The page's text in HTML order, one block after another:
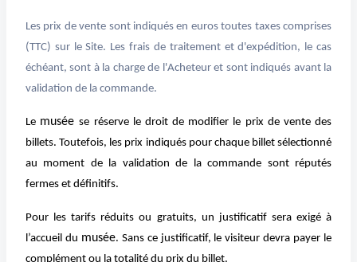
Les prix de vente sont indiqués en euros toutes taxes comprises
(TTC) sur le Site. Les frais de traitement et d'expédition, le cas
échéant, sont à la charge de l'Acheteur et sont indiqués avant la
validation de la commande.
Le muséese réserve le droit de modifier le prix de vente des
billets. Toutefois, les prix indiqués pour chaque billet sélectionné
au moment de la validation de la commande sont réputés
fermes et définitifs.
Pour les tarifs réduits ou gratuits, un justificatif sera exigé à
l’accueil du musée. Sans ce justificatif, le visiteur devra payer le
complément ou la totalité du prix du billet.